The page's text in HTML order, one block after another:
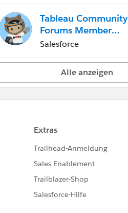
Tableau Community
Forums Member
(Inactive)
Salesforce
Alle anzeigen